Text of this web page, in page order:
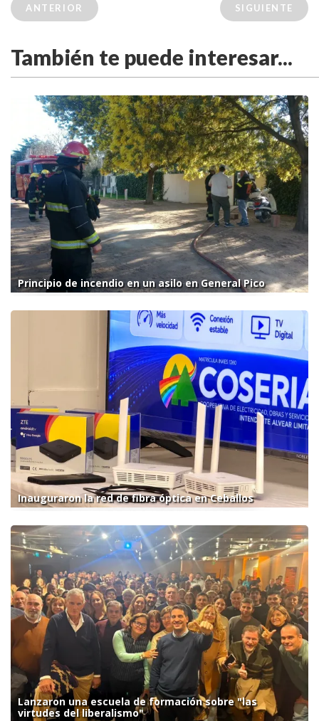
ANTERIOR SIGUIENTE
También te puede interesar...
Principio de incendio en un asilo en General Pico
Inauguraron la red de fibra óptica en Ceballos
Lanzaron una escuela de formación sobre "las
virtudes del liberalismo"